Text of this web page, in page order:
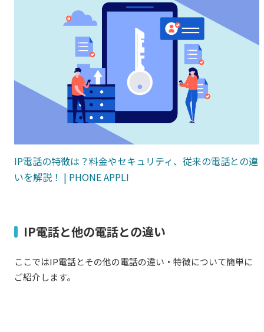
IP電話の特徴は？料金やセキュリティ、従来の電話との違
いを解説！ | PHONE APPLI
IP電話と他の電話との違い
ここではIP電話とその他の電話の違い・特徴について簡単に
ご紹介します。